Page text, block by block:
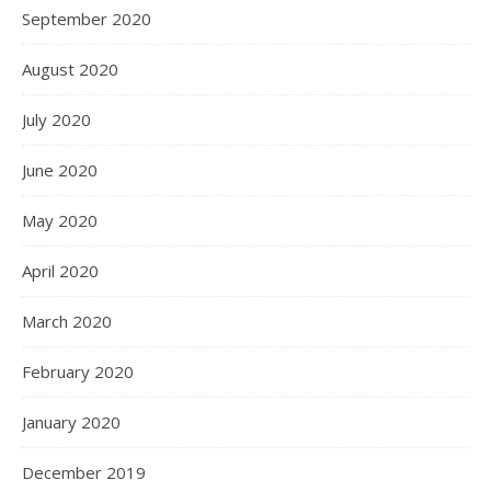
September 2020
August 2020
July 2020
June 2020
May 2020
April 2020
March 2020
February 2020
January 2020
December 2019